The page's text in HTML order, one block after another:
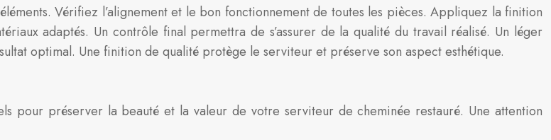
Vérifiez l’alignement et le bon fonctionnement de toutes les pièces. Appliquez la finition
adaptés. Un contrôle final permettra de s’assurer de la qualité du travail réalisé. Un léger
optimal. Une finition de qualité protège le serviteur et préserve son aspect esthétique.
pour préserver la beauté et la valeur de votre serviteur de cheminée restauré. Une attention